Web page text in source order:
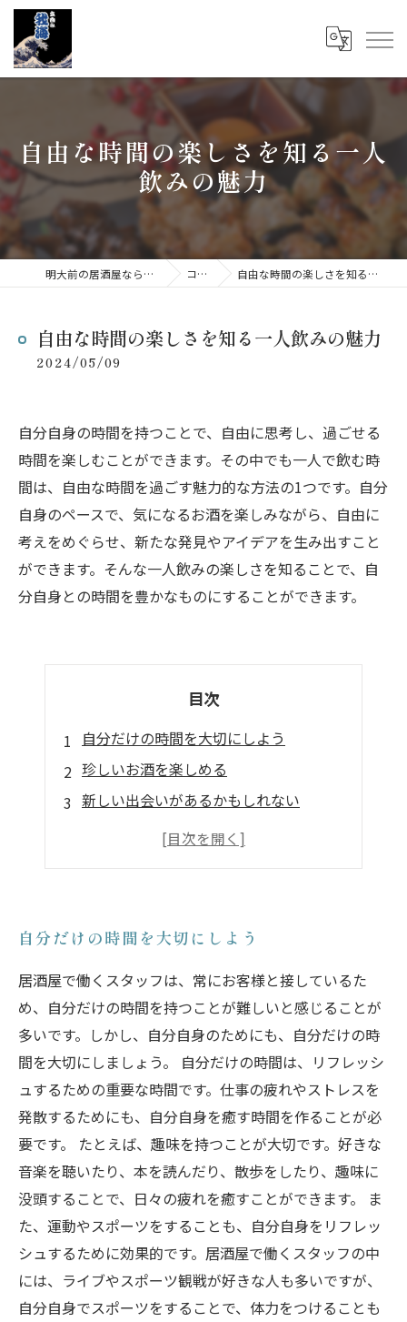
自由な時間の楽しさを知る一人
飲みの魅力
明大前の居酒屋なら立呑み 我海 コラム 自由な時間の楽しさを知る一人飲みの魅力
自由な時間の楽しさを知る一人飲みの魅力
2024/05/09
自分自身の時間を持つことで、自由に思考し、過ごせる
時間を楽しむことができます。その中でも一人で飲む時
間は、自由な時間を過ごす魅力的な方法の1つです。自分
自身のペースで、気になるお酒を楽しみながら、自由に
考えをめぐらせ、新たな発見やアイデアを生み出すこと
ができます。そんな一人飲みの楽しさを知ることで、自
分自身との時間を豊かなものにすることができます。
目次
自分だけの時間を大切にしよう
珍しいお酒を楽しめる
新しい出会いがあるかもしれない
自分の好きな場所で思いっきり過ごせる
自分だけの時間を大切にしよう
居酒屋で働くスタッフは、常にお客様と接しているた
め、自分だけの時間を持つことが難しいと感じることが
多いです。しかし、自分自身のためにも、自分だけの時
間を大切にしましょう。 自分だけの時間は、リフレッシ
ュするための重要な時間です。仕事の疲れやストレスを
発散するためにも、自分自身を癒す時間を作ることが必
要です。 たとえば、趣味を持つことが大切です。好きな
音楽を聴いたり、本を読んだり、散歩をしたり、趣味に
没頭することで、日々の疲れを癒すことができます。 ま
た、運動やスポーツをすることも、自分自身をリフレッ
シュするために効果的です。居酒屋で働くスタッフの中
には、ライブやスポーツ観戦が好きな人も多いですが、
自分自身でスポーツをすることで、体力をつけることも